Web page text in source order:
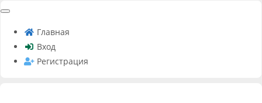
Главная
Вход
Регистрация